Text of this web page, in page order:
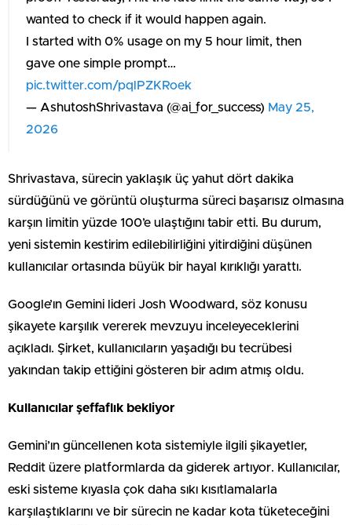
wanted to check if it would happen again.
I started with 0% usage on my 5 hour limit, then
gave one simple prompt…
pic.twitter.com/pqlPZKRoek
— AshutoshShrivastava (@ai_for_success) May 25,
2026
Shrivastava, sürecin yaklaşık üç yahut dört dakika
sürdüğünü ve görüntü oluşturma süreci başarısız olmasına
karşın limitin yüzde 100’e ulaştığını tabir etti. Bu durum,
yeni sistemin kestirim edilebilirliğini yitirdiğini düşünen
kullanıcılar ortasında büyük bir hayal kırıklığı yarattı.
Google’ın Gemini lideri Josh Woodward, söz konusu
şikayete karşılık vererek mevzuyu inceleyeceklerini
açıkladı. Şirket, kullanıcıların yaşadığı bu tecrübesi
yakından takip ettiğini gösteren bir adım atmış oldu.
Kullanıcılar şeffaflık bekliyor
Gemini’ın güncellenen kota sistemiyle ilgili şikayetler,
Reddit üzere platformlarda da giderek artıyor. Kullanıcılar,
eski sisteme kıyasla çok daha sıkı kısıtlamalarla
karşılaştıklarını ve bir sürecin ne kadar kota tüketeceğini